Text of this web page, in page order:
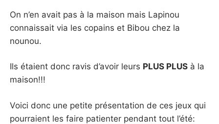
On n’en avait pas à la maison mais Lapinou
connaissait via les copains et Bibou chez la
nounou.
Ils étaient donc ravis d’avoir leurs PLUS PLUS à la
maison!!!
Voici donc une petite présentation de ces jeux qui
pourraient les faire patienter pendant tout l’été: